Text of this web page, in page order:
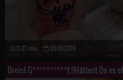
11:27 min. 05.09.2019
Dreist G**********t !!Hättest Du es